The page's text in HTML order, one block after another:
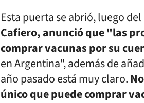
Esta puerta se abrió, luego
Cafiero, anunció que "las
comprar vacunas por su
en Argentina", además de
año pasado está muy claro.
único que puede comprar